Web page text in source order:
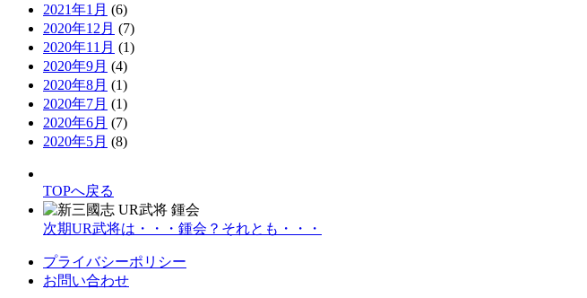
2021年1月 (6)
2020年12月 (7)
2020年11月 (1)
2020年9月 (4)
2020年8月 (1)
2020年7月 (1)
2020年6月 (7)
2020年5月 (8)
TOPへ戻る
次期UR武将は・・・鍾会？それとも・・・
プライバシーポリシー
お問い合わせ